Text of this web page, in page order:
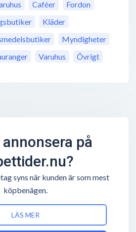
Caféer
Fordon
Kläder
Myndigheter
Varuhus Övrigt
på
syns när kunden är som mest
köpbenägen.
LÄS MER